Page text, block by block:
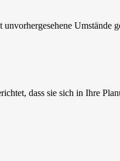
Umstände
dass sie sich in Ihre